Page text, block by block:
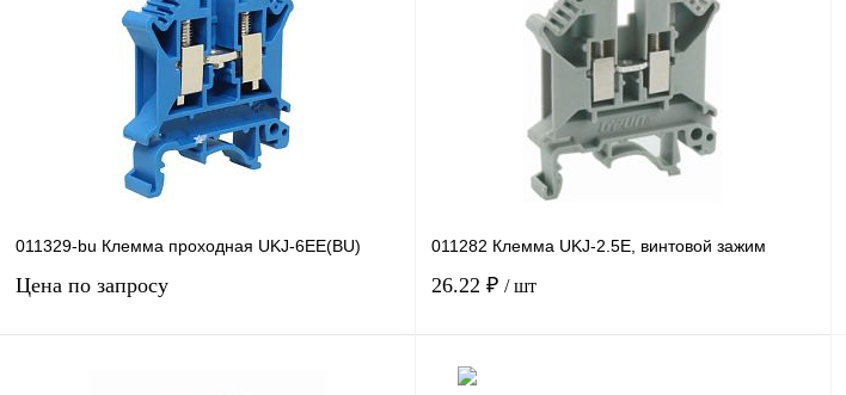
Купить в 1 клик Сравнение
наличии
Купить в 1 клик Сравнение
011329-bu Клемма проходная UKJ-6EE(BU)
Цена по запросу
011282 Клемма UKJ-2.5E, винтовой зажим
26.22 ₽ / шт